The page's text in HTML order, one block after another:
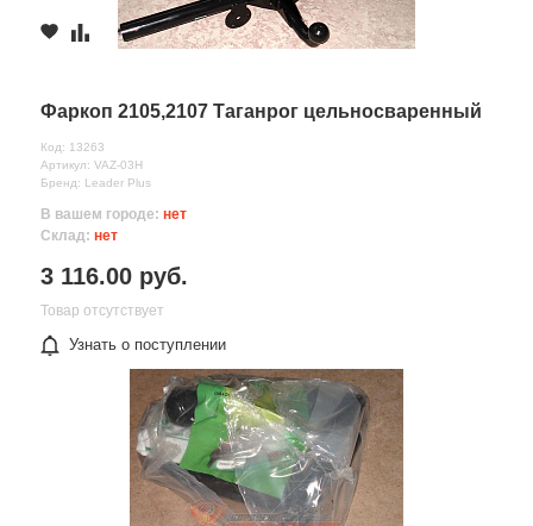
Фаркоп 2105,2107 Таганрог цельносваренный
Код: 13263
Артикул: VAZ-03H
Бренд: Leader Plus
В вашем городе: нет
Склад: нет
3 116.00 руб.
Товар отсутствует
Узнать о поступлении